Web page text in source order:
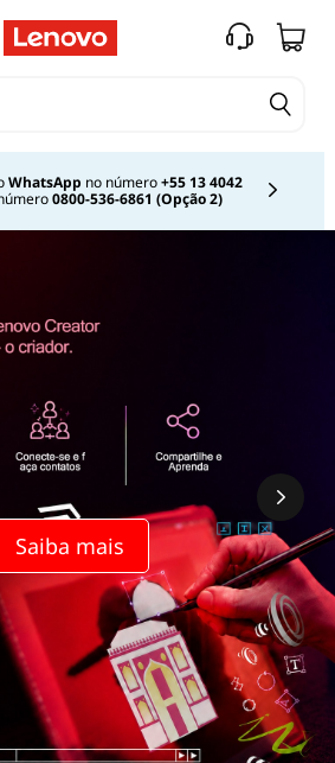
principal
WhatsApp no número+55 13 4042
0800-536-6861 (Opção 2)
Currently displaying item 2 of
Saiba mais